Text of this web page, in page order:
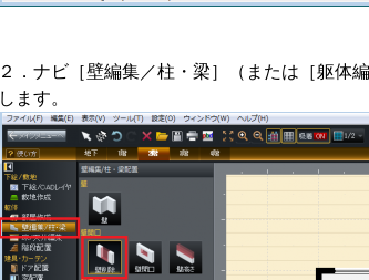
２．ナビ［壁編集／柱・梁］（または［躯体
します。